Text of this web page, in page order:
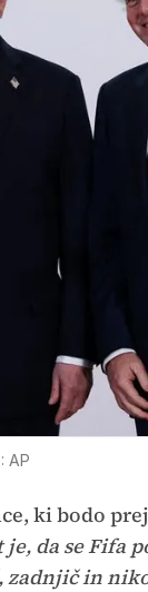
AP
ki bodo
da se Fifa
in